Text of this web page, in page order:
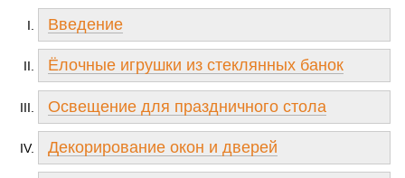
Введение
Ёлочные игрушки из стеклянных банок
Освещение для праздничного стола
Декорирование окон и дверей